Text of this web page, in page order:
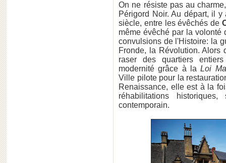
On ne résiste pas au
Périgord Noir. Au départ, il
siècle, entre les évêchés de
même évêché par la volonté
convulsions de l'Histoire: la
Fronde, la Révolution.
raser des quartiers
modernité grâce à laLoi
Ville pilote pour la
Renaissance, elle est à la
réhabilitations
contemporain.